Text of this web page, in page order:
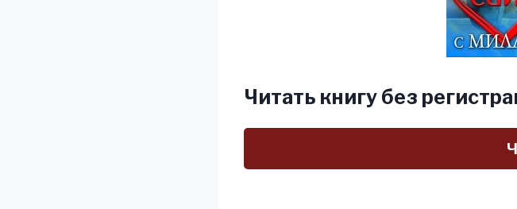
Читать книгу без